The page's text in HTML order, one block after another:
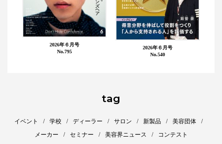
2026年６月号
No.795
2026年６月号
No.540
tag
イベント 学校 ディーラー サロン 新製品
美容団体
メーカー
セミナー 美容界ニュース コンテスト